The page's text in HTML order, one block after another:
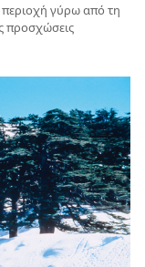
γύρω από τη
προσχώσεις